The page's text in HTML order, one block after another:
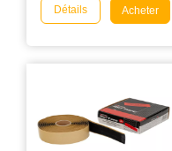
Détails Acheter